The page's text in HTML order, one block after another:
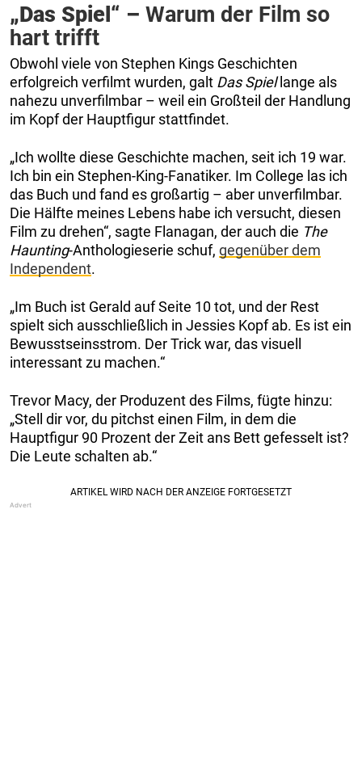
„Das Spiel“ – Warum der Film so
hart trifft
Obwohl viele von Stephen Kings Geschichten
erfolgreich verfilmt wurden, galt Das Spiellange als
nahezu unverfilmbar – weil ein Großteil der Handlung
im Kopf der Hauptfigur stattfindet.
„Ich wollte diese Geschichte machen, seit ich 19 war.
Ich bin ein Stephen-King-Fanatiker. Im College las ich
das Buch und fand es großartig – aber unverfilmbar.
Die Hälfte meines Lebens habe ich versucht, diesen
Film zu drehen“, sagte Flanagan, der auch die The
Haunting-Anthologieserie schuf, gegenüber dem
Independent.
„Im Buch ist Gerald auf Seite 10 tot, und der Rest
spielt sich ausschließlich in Jessies Kopf ab. Es ist ein
Bewusstseinsstrom. Der Trick war, das visuell
interessant zu machen.“
Trevor Macy, der Produzent des Films, fügte hinzu:
„Stell dir vor, du pitchst einen Film, in dem die
Hauptfigur 90 Prozent der Zeit ans Bett gefesselt ist?
Die Leute schalten ab.“